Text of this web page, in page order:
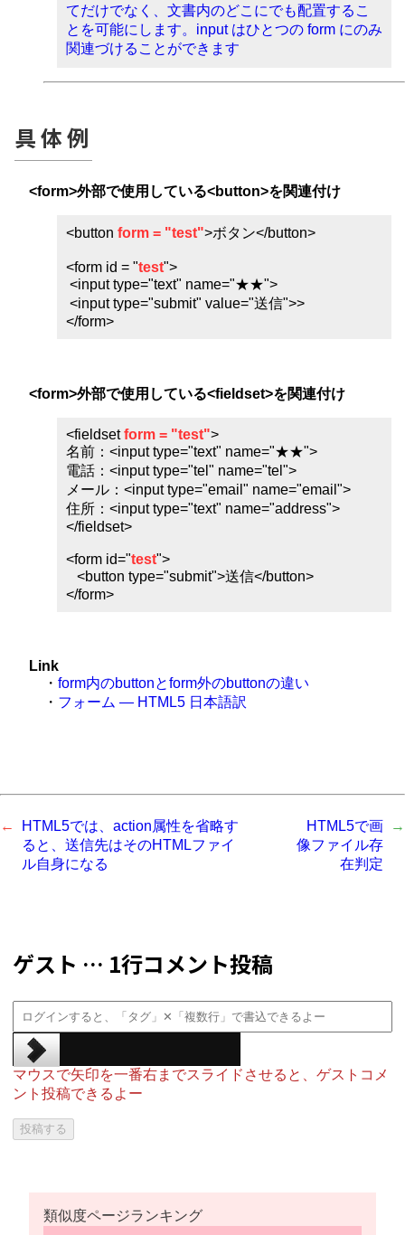
てだけでなく、文書内のどこにでも配置するこ
とを可能にします。input はひとつの form にのみ
関連づけることができます
具体例
<form>外部で使用している<button>を関連付け
<button form = "test">ボタン</button>
<form id = "test">
<input type="text" name="★★">
<input type="submit" value="送信">>
</form>
<form>外部で使用している<fieldset>を関連付け
<fieldsetform = "test">
名前：<input type="text" name="★★">
電話：<input type="tel" name="tel">
メール：<input type="email" name="email">
住所：<input type="text" name="address">
</fieldset>
<form id="test">
<button type="submit">送信</button>
</form>
Link
・ form内のbuttonとform外のbuttonの違い
・ フォーム — HTML5 日本語訳
HTML5では、action属性を省略す
ると、送信先はそのHTMLファイ
ル自身になる
HTML5で画
像ファイル存
在判定
ゲスト … 1行コメント投稿
マウスで矢印を一番右までスライドさせると、ゲストコメ
ント投稿できるよー
類似度ページランキング